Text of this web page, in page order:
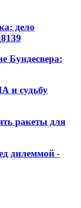
дело
8139
Бундесвера:
и судьбу
ракеты для
дилеммой -